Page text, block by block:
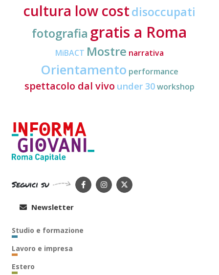
cultura low costdisoccupati
fotografia gratis a Roma
MiBACT Mostre narrativa
Orientamento performance
spettacolo dal vivo under 30workshop
Seguici su
Newsletter
Studio e formazione
Lavoro e impresa
Estero